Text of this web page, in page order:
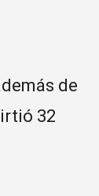
de
32